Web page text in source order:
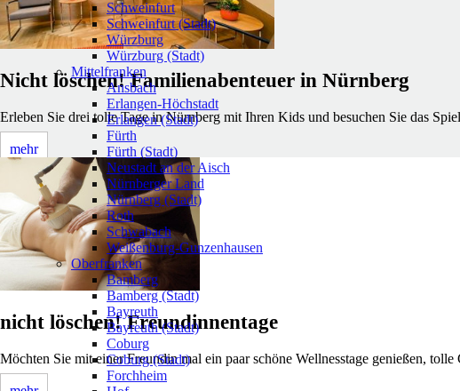
Nicht löschen! Familienabenteuer in Nürnberg
Erleben Sie drei tolle Tage in Nürnberg mit Ihren Kids und besuchen Sie das
mehr
nicht löschen! Freundinnentage
Möchten Sie mit einer Freundin mal ein paar schöne Wellnesstage genießen,
Schweinfurt
Schweinfurt (Stadt)
Würzburg
Würzburg (Stadt)
Mittelfranken
Ansbach
Erlangen-Höchstadt
Erlangen (Stadt)
Fürth
Fürth (Stadt)
Neustadt an der Aisch
Nürnberger Land
Nürnberg (Stadt)
Roth
Schwabach
Weißenburg-Gunzenhausen
Oberfranken
Bamberg
Bamberg (Stadt)
Bayreuth
Bayreuth (Stadt)
Coburg
Coburg (Stadt)
Forchheim